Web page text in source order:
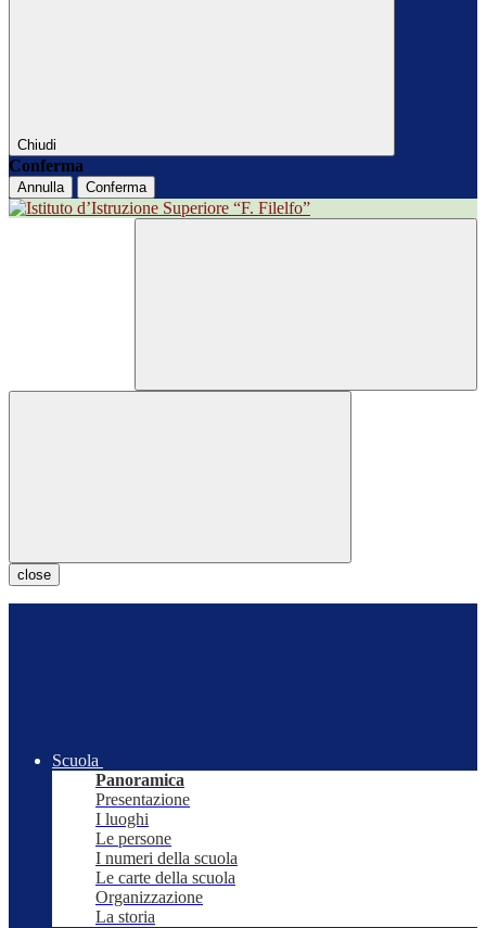
Chiudi
Conferma
Annulla Conferma
close
Scuola
Panoramica
Presentazione
I luoghi
Le persone
I numeri della scuola
Le carte della scuola
Organizzazione
La storia